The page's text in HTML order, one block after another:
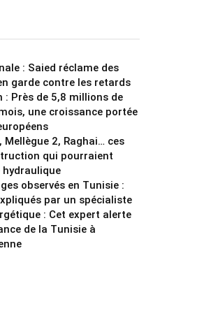
: Saied réclame des
garde contre les retards
: Près de 5,8 millions de
une croissance portée
Mellègue 2, Raghai… ces
qui pourraient
hydraulique
observés en Tunisie :
par un spécialiste
: Cet expert alerte
de la Tunisie à